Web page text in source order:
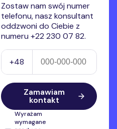
Zostaw nam swój numer
telefonu, nasz konsultant
oddzwoni do Ciebie z
numeru +22 230 07 82.
Numer telefonu
+48
Zamawiam
kontakt
Wyrażam
wymagane